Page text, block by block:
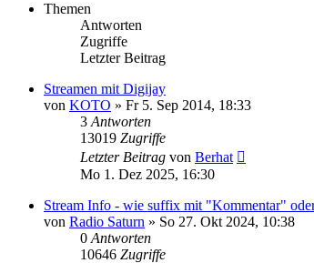
Themen
Antworten
Zugriffe
Letzter Beitrag
Streamen mit Digijay
von KOTO » Fr 5. Sep 2014, 18:33
3 Antworten
13019 Zugriffe
Letzter Beitrag von Berhat
Mo 1. Dez 2025, 16:30
Stream Info - wie suffix mit "Kommentar"
von Radio Saturn » So 27. Okt 2024, 10:38
0 Antworten
10646 Zugriffe